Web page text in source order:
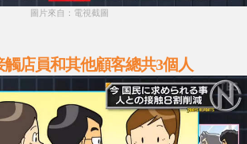
圖片來自：電視截圖
店員和其他顧客總共3個人